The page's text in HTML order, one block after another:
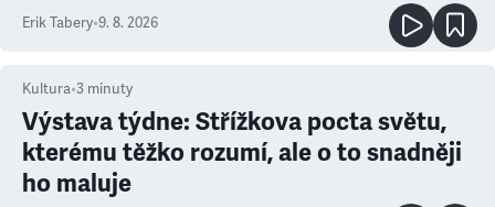
Erik Tabery•9. 8. 2026
Kultura•3 minuty
Výstava týdne: Střížkova pocta světu,
kterému těžko rozumí, ale o to snadněji
ho maluje